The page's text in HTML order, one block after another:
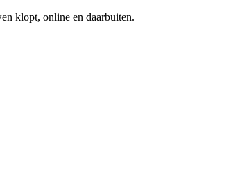
klopt, online en daarbuiten.